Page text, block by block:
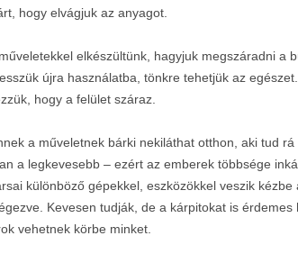
hogy elvágjuk az anyagot.
elkészültünk, hagyjuk megszáradni a
újra használatba, tönkre tehetjük az
hogy a felület száraz.
a műveletnek bárki nekiláthat otthon, aki tud
a legkevesebb – ezért az emberek többsége
különböző gépekkel, eszközökkel veszik
Kevesen tudják, de a kárpitokat is
vehetnek körbe minket.